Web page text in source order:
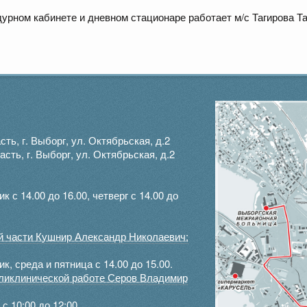
кабинете и дневном стационаре работает м/с Тагирова
г. Выборг, ул. Октябрьская, д.2
г. Выборг, ул. Октябрьская, д.2
с 14.00 до 16.00, четверг с 14.00 до
части Кушнир Александр Николаевич:
среда и пятница с 14.00 до 15.00.
работе Серов Владимир